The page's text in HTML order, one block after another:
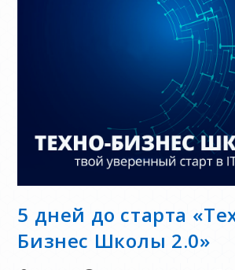
5 дней до старта
Бизнес Школы 2.0»